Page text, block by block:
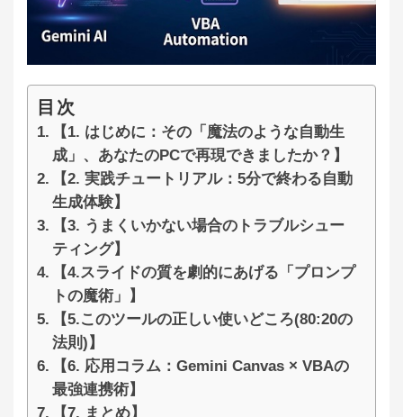
目次
【1. はじめに：その「魔法のような自動生
成」、あなたのPCで再現できましたか？】
【2. 実践チュートリアル：5分で終わる自動
生成体験】
【3. うまくいかない場合のトラブルシュー
ティング】
【4.スライドの質を劇的にあげる「プロンプ
トの魔術」】
【5.このツールの正しい使いどころ(80:20の
法則)】
【6. 応用コラム：Gemini Canvas × VBAの
最強連携術】
【7. まとめ】